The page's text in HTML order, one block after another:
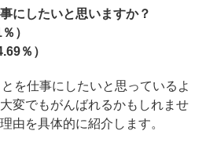
にしたいと思いますか？
）
％）
を仕事にしたいと思っているよ
変でもがんばれるかもしれませ
由を具体的に紹介します。